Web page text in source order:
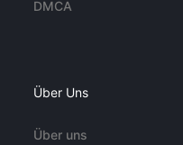
DMCA
Über Uns
Über uns